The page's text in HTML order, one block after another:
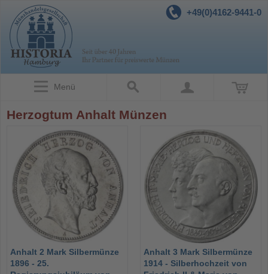
+49(0)4162-9441-0
Menü
Herzogtum Anhalt Münzen
Anhalt 2 Mark Silbermünze
1896 - 25.
Anhalt 3 Mark Silbermünze
1914 - Silberhochzeit von